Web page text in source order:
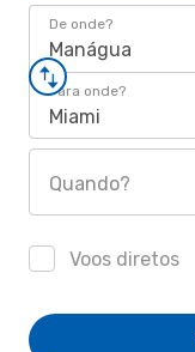
De onde?
Manágua
Para onde?
Miami
Quando?
Voos diretos